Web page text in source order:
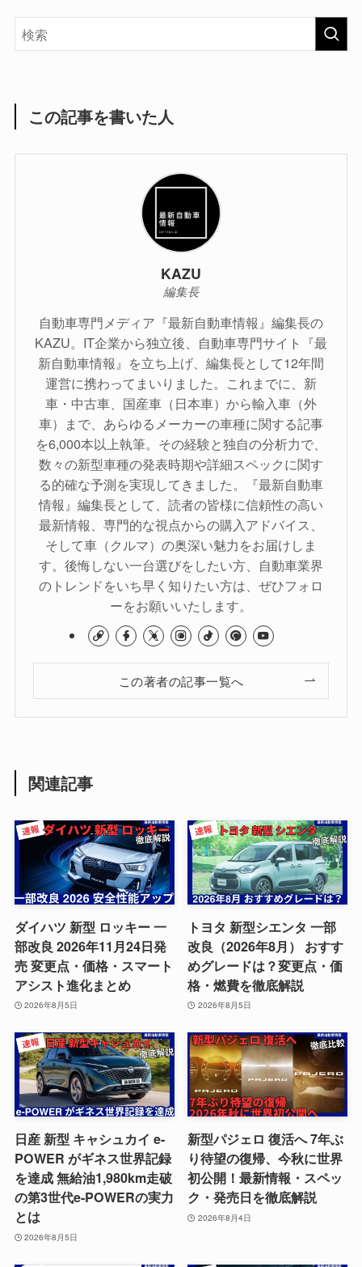
この記事を書いた人
KAZU
編集長
自動車専門メディア『最新自動車情報』編集長の
KAZU。IT企業から独立後、自動車専門サイト『最
新自動車情報』を立ち上げ、編集長として12年間
運営に携わってまいりました。これまでに、新
車・中古車、国産車（日本車）から輸入車（外
車）まで、あらゆるメーカーの車種に関する記事
を6,000本以上執筆。その経験と独自の分析力で、
数々の新型車種の発表時期や詳細スペックに関す
る的確な予測を実現してきました。『最新自動車
情報』編集長として、読者の皆様に信頼性の高い
最新情報、専門的な視点からの購入アドバイス、
そして車（クルマ）の奥深い魅力をお届けしま
す。後悔しない一台選びをしたい方、自動車業界
のトレンドをいち早く知りたい方は、ぜひフォロ
ーをお願いいたします。
この著者の記事一覧へ
関連記事
ダイハツ 新型 ロッキー 一
部改良 2026年11月24日発
売 変更点・価格・スマート
アシスト進化まとめ
2026年8月5日
トヨタ 新型シエンタ 一部
改良（2026年8月） おすす
めグレードは？変更点・価
格・燃費を徹底解説
2026年8月5日
日産 新型 キャシュカイ e-
POWER がギネス世界記録
を達成 無給油1,980km走破
の第3世代e-POWERの実力
とは
2026年8月5日
新型パジェロ 復活へ 7年ぶ
り待望の復帰、今秋に世界
初公開！最新情報・スペッ
ク・発売日を徹底解説
2026年8月4日